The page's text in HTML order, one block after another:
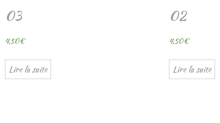
03
4,50€
Lire la suite
02
4,50€
Lire la suite